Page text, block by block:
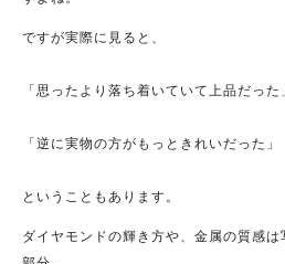
ですが実際に見ると、
「思ったより落ち着いていて上品だった」
「逆に実物の方がもっときれいだった」
ということもあります。
ダイヤモンドの輝き方や、金属の質感